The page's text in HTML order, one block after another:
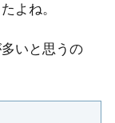
よね。
いと思うの